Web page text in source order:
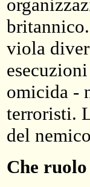
viola
omicida -
terroristi.
del
Che